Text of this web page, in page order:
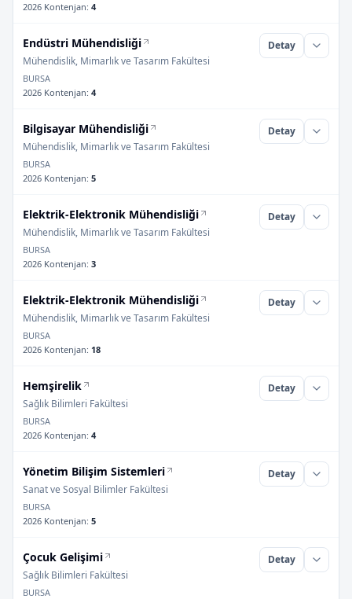
2026 Kontenjan: 4
Endüstri Mühendisliği
Mühendislik, Mimarlık ve Tasarım Fakültesi
Detay
BURSA
2026 Kontenjan: 4
Bilgisayar Mühendisliği
Mühendislik, Mimarlık ve Tasarım Fakültesi
Detay
BURSA
2026 Kontenjan: 5
Elektrik-Elektronik Mühendisliği
Mühendislik, Mimarlık ve Tasarım Fakültesi
Detay
BURSA
2026 Kontenjan: 3
Elektrik-Elektronik Mühendisliği
Mühendislik, Mimarlık ve Tasarım Fakültesi
Detay
BURSA
2026 Kontenjan: 18
Hemşirelik
Sağlık Bilimleri Fakültesi
Detay
BURSA
2026 Kontenjan: 4
Yönetim Bilişim Sistemleri
Sanat ve Sosyal Bilimler Fakültesi
Detay
BURSA
2026 Kontenjan: 5
Çocuk Gelişimi
Sağlık Bilimleri Fakültesi
Detay
BURSA